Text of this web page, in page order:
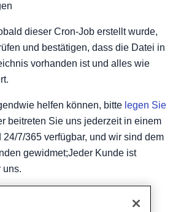
dieser Cron-Job erstellt wurde,
und bestätigen, dass die Datei in
vorhanden ist und alles wie
helfen können, bitte legen Sie
beitreten Sie uns jederzeit in einem
24/7/365 verfügbar, und wir sind dem
gewidmet;Jeder Kunde ist
uns.